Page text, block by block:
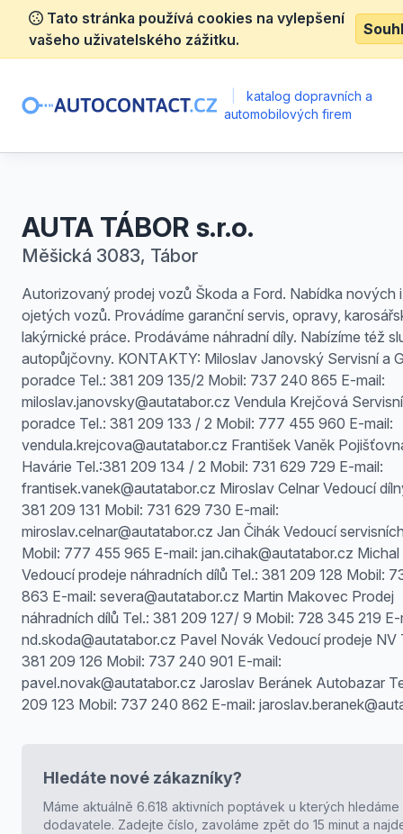
Tato stránka používá cookies na vylepšení
vašeho uživatelského zážitku.
katalog dopravních a
automobilových firem
AUTA TÁBOR s.r.o.
Měšická 3083, Tábor
Autorizovaný prodej vozů Škoda a Ford. Nabídka nových i
ojetých vozů. Provádíme garanční servis, opravy,
lakýrnické práce. Prodáváme náhradní díly. Nabízíme též
autopůjčovny. KONTAKTY: Miloslav Janovský Servisní a
poradce Tel.: 381 209 135/2 Mobil: 737 240 865 E-mail:
miloslav.janovsky@autatabor.cz Vendula Krejčová Servisní
poradce Tel.: 381 209 133 / 2 Mobil: 777 455 960 E-mail:
vendula.krejcova@autatabor.cz František Vaněk
Havárie Tel.:381 209 134 / 2 Mobil: 731 629 729 E-mail:
frantisek.vanek@autatabor.cz Miroslav Celnar Vedoucí
381 209 131 Mobil: 731 629 730 E-mail:
miroslav.celnar@autatabor.cz Jan Čihák Vedoucí
Mobil: 777 455 965 E-mail: jan.cihak@autatabor.cz
Vedoucí prodeje náhradních dílů Tel.: 381 209 128 Mobil:
863 E-mail: severa@autatabor.cz Martin Makovec Prodej
náhradních dílů Tel.: 381 209 127/ 9 Mobil: 728 345 219 E-
nd.skoda@autatabor.cz Pavel Novák Vedoucí prodeje NV
381 209 126 Mobil: 737 240 901 E-mail:
pavel.novak@autatabor.cz Jaroslav Beránek Autobazar
209 123 Mobil: 737 240 862 E-mail:
Hledáte nové zákazníky?
Máme aktuálně 6.618 aktivních poptávek u kterých hledáme
dodavatele. Zadejte číslo, zavoláme zpět do 15 minut a